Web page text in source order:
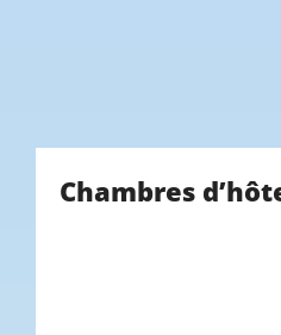
Chambres